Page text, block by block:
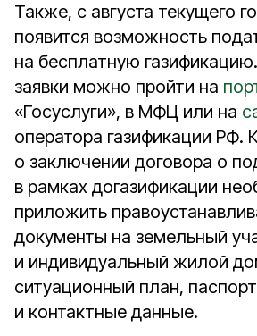
Также, с августа текущего
появится возможность
на бесплатную
заявки можно пройти на
«Госуслуги», в МФЦ или на
оператора газификации РФ.
о заключении договора о
в рамках догазификации
приложить
документы на земельный
и индивидуальный жилой
ситуационный план,
и контактные данные.